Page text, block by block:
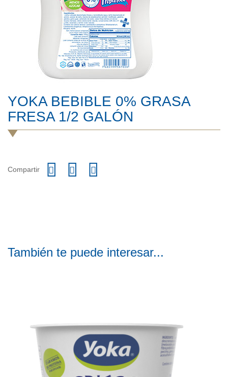
YOKA BEBIBLE 0% GRASA
FRESA 1/2 GALÓN
Compartir
También te puede interesar...